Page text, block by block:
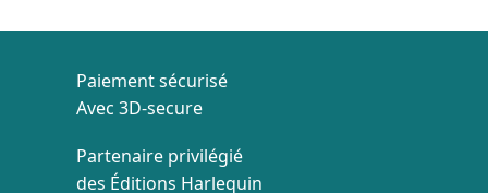
Paiement sécurisé
Avec 3D-secure
Partenaire privilégié
des Éditions Harlequin